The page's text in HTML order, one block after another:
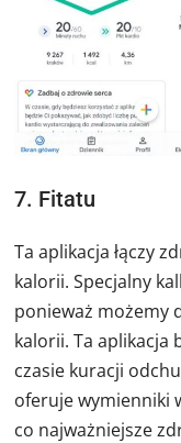
7. Fitatu
Ta aplikacja łączy
kalorii. Specjalny
ponieważ możemy
kalorii. Ta aplikacja
czasie kuracji
oferuje wymienniki
co najważniejsze